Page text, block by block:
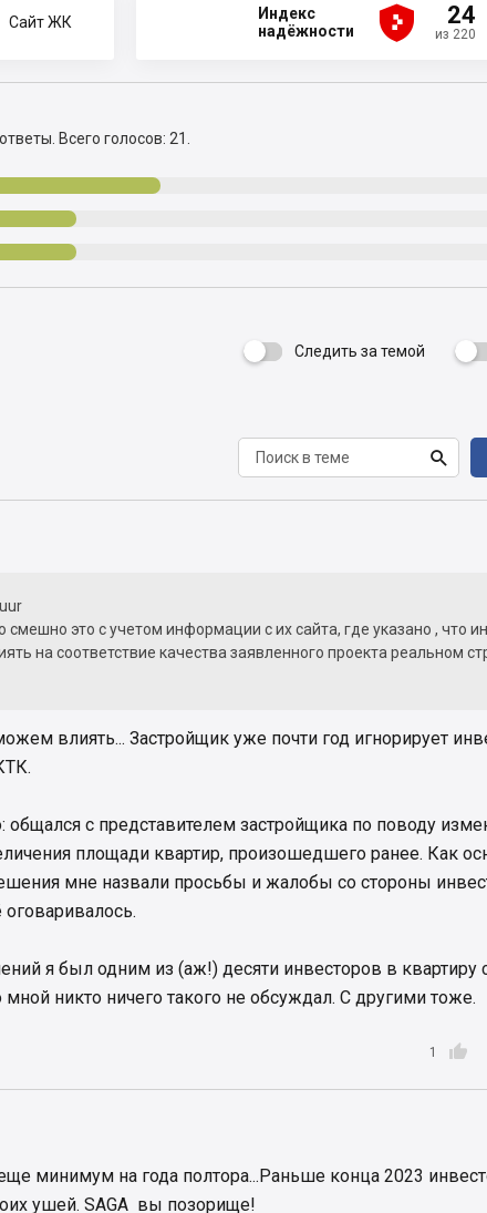
Сайт ЖК
Индекс
надёжности




 24
из 220
Всего голосов: 21.
Следить за темой 

смешно это с учетом информации с их сайта, где указано , что
на соответствие качества заявленного проекта реальном
влиять... Застройщик уже почти год игнорирует
общался с представителем застройщика по поводу
площади квартир, произошедшего ранее. Как
мне назвали просьбы и жалобы со стороны
оговаривалось.
я был одним из (аж!) десяти инвесторов в квартиру
мной никто ничего такого не обсуждал. С другими тоже.

1
минимум на года полтора...Раньше конца 2023
ушей. SAGA вы позорище!